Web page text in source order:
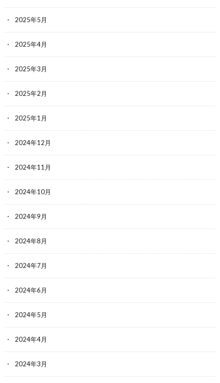
2025年5月
2025年4月
2025年3月
2025年2月
2025年1月
2024年12月
2024年11月
2024年10月
2024年9月
2024年8月
2024年7月
2024年6月
2024年5月
2024年4月
2024年3月